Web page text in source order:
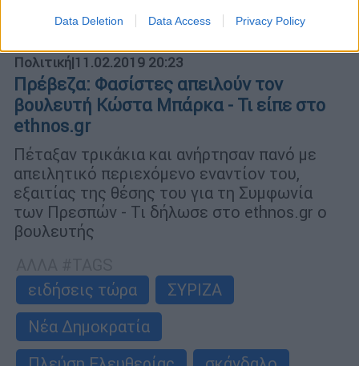
Data Deletion Data Access Privacy Policy
Πολιτική|11.02.2019 20:23
Πρέβεζα: Φασίστες απειλούν τον
βουλευτή Κώστα Μπάρκα - Τι είπε στο
ethnos.gr
Πέταξαν τρικάκια και ανήρτησαν πανό με
απειλητικό περιεχόμενο εναντίον του,
εξαιτίας της θέσης του για τη Συμφωνία
των Πρεσπών - Τι δήλωσε στο ethnos.gr o
βουλευτής
ειδήσεις τώρα
ΣΥΡΙΖΑ
Νέα Δημοκρατία